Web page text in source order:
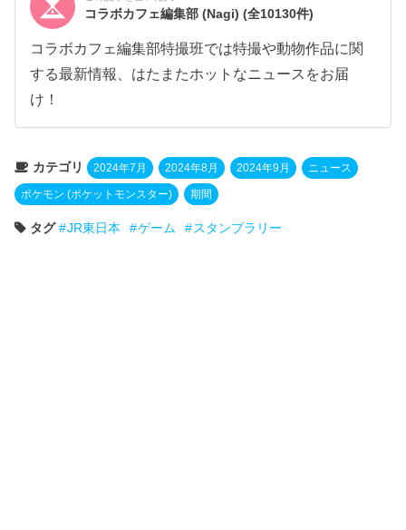
コラボカフェ編集部 (Nagi)(全10130件)
コラボカフェ編集部特撮班では特撮や動物作品に関
する最新情報、はたまたホットなニュースをお届
け！
カテゴリ 2024年7月 2024年8月 2024年9月 ニュース
ポケモン (ポケットモンスター) 期間
タグ JR東日本 ゲーム スタンプラリー